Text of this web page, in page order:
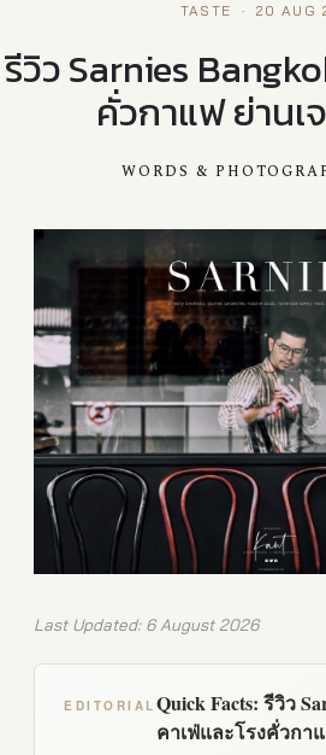
TASTE · 20 AUG
รีวิว Sarnies
คั่วกาแฟ ย่าน
WORDS &
Last Updated: 6 August 2026
EDITORIAL Quick Facts: รีวิว
คาเฟ่และโรงคั่วกา